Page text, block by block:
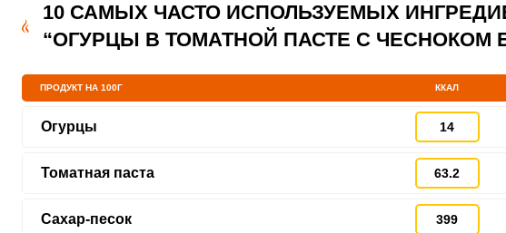
10 САМЫХ ЧАСТО ИСПОЛЬЗУЕМЫХ
“ОГУРЦЫ В ТОМАТНОЙ ПАСТЕ С ЧЕСНОКОМ
ПРОДУКТ НА 100Г ККАЛ
Огурцы 14
Томатная паста 63.2
Сахар-песок 399